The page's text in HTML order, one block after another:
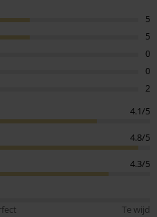
5
5
0
0
2
4.1/5
4.8/5
4.3/5
Te wijd